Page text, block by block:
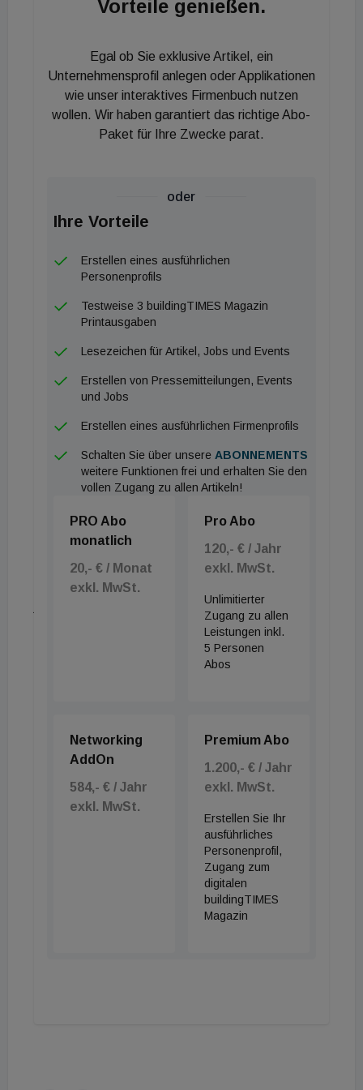
Lösungen für die Bau- und Immobilienbrache
Iris Einwaller ergänzt: "Im Bau- und
Immobilienbereich steigt der Bedarf an
zuverlässigen Daten und Prognosen, denen die
Expertenbefragung.com gerecht wird. Ob
maßgeschneiderte Marktforschung, tiefgreifende
Plattform den Publikationen und Plattformen des
Immobilien Magazin Verlags die Umsetzung von
hochwertigem Datenjournalismus, um der Branche
noch fundiertere Einblicke in bestimmte Themen zu
verschaffen.
Beteiligung möglich
Expertenbefragung.com ermöglicht die Integration
individueller Fragen in laufende Studien, um ein
maßgeschneidertes Verständnis der Zielgruppe und
spezifischer Themenbereiche zu vertiefen. Alle
Kundenfragen werden deutlich gekennzeichnet, um
Transparenz und Integrität des
Forschungsprozesses sicherzustellen. Ergebnisse
aus individuellen Fragen sind exklusiv für das
jeweilige Unternehmen zugänglich. Neben der
Möglichkeit, sich an aktuellen Studien zu beteiligen,
bietet Expertenbefragung.com auch die Option,
mit rund 15.000 digitalen Kontakten im
deutschsprachigen Raum.
Vorteile genießen.
Egal ob Sie exklusive Artikel, ein
Unternehmensprofil anlegen oder Applikationen
wie unser interaktives Firmenbuch nutzen
wollen. Wir haben garantiert das richtige Abo-
Paket für Ihre Zwecke parat.
oder
Ihre Vorteile
Erstellen eines ausführlichen
Personenprofils
Testweise 3 buildingTIMES Magazin
Printausgaben
Lesezeichen für Artikel, Jobs und Events
Erstellen von Pressemitteilungen, Events
und Jobs
Erstellen eines ausführlichen Firmenprofils
Schalten Sie über unsere ABONNEMENTS
weitere Funktionen frei und erhalten Sie den
vollen Zugang zu allen Artikeln!
PRO Abo
monatlich
20,- € / Monat
exkl. MwSt.
Pro Abo
120,- € / Jahr
exkl. MwSt.
Unlimitierter
Zugang zu allen
Leistungen inkl.
5 Personen
Abos
Networking
AddOn
584,- € / Jahr
exkl. MwSt.
Premium Abo
1.200,- € / Jahr
exkl. MwSt.
Erstellen Sie Ihr
ausführliches
Personenprofil,
Zugang zum
digitalen
buildingTIMES
Magazin